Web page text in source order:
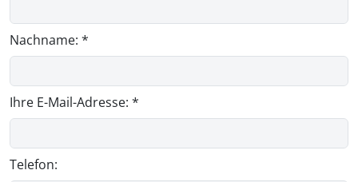
Nachname: *
Ihre E-Mail-Adresse: *
Telefon: